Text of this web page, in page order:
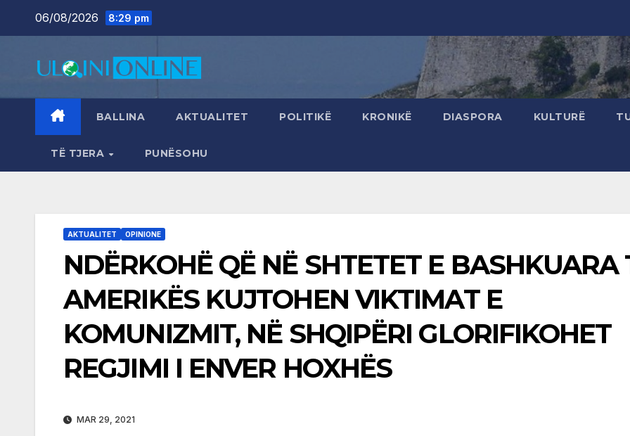
06/08/2026 8:29 pm
BALLINA AKTUALITET POLITIKË KRONIKË DIASPORA KULTURË
TË TJERA PUNËSOHU
AKTUALITET OPINIONE
NDËRKOHË QË NË SHTETET E BASHKUARA
AMERIKËS KUJTOHEN VIKTIMAT E
KOMUNIZMIT, NË SHQIPËRI GLORIFIKOHET
REGJIMI I ENVER HOXHËS
MAR 29, 2021